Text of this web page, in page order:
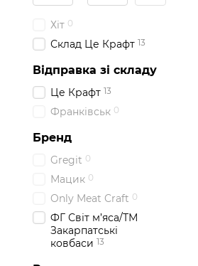
Хіт 0
Склад Це Крафт 13
Відправка зі складу
Це Крафт 13
Франківськ 0
Бренд
Gregit 0
Мацик 0
Only Meat Craft 0
ФГ Світ м’яса/ТМ
Закарпатські
ковбаси 13